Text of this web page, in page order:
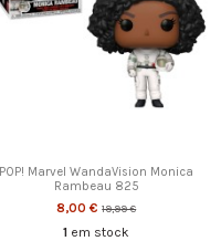
POP! Marvel WandaVision Monica
Rambeau 825
8,00 €19,99 €
1 em stock